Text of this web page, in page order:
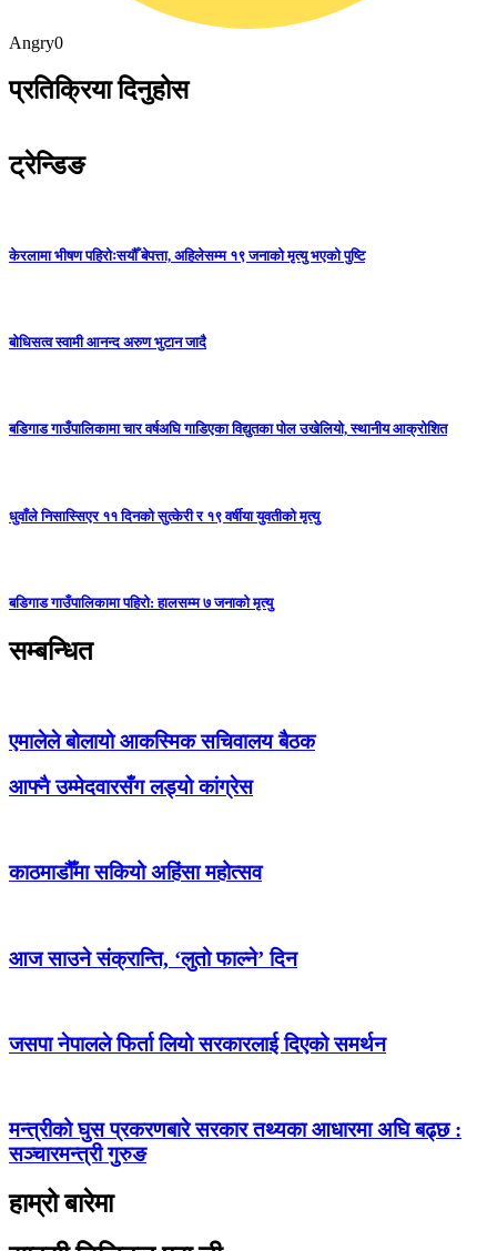
Angry0
प्रतिक्रिया दिनुहोस
ट्रेन्डिङ
केरलामा भीषण पहिरोःसयौँ बेपत्ता, अहिलेसम्म १९ जनाको मृत्यु भएको पुष्टि
बोधिसत्व स्वामी आनन्द अरुण भुटान जादै
बडिगाड गाउँपालिकामा चार वर्षअघि गाडिएका विद्युतका पोल उखेलियो, स्थानीय आक्रोशित
धुवाँले निसास्सिएर ११ दिनको सुत्केरी र १९ वर्षीया युवतीको मृत्यु
बडिगाड गाउँपालिकामा पहिरो: हालसम्म ७ जनाको मृत्यु
सम्बन्धित
एमालेले बोलायो आकस्मिक सचिवालय बैठक
आफ्नै उम्मेदवारसँग लड्यो कांग्रेस
काठमाडौँमा सकियो अहिंसा महोत्सव
आज साउने संक्रान्ति, ‘लुतो फाल्ने’ दिन
जसपा नेपालले फिर्ता लियो सरकारलाई दिएको समर्थन
मन्त्रीको घुस प्रकरणबारे सरकार तथ्यका आधारमा अघि बढ्छ :
सञ्चारमन्त्री गुरुङ
हाम्रो बारेमा